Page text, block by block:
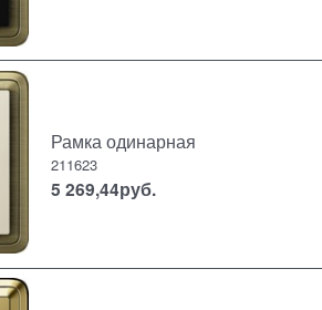
Рамка одинарная
211623
5 269,44руб.